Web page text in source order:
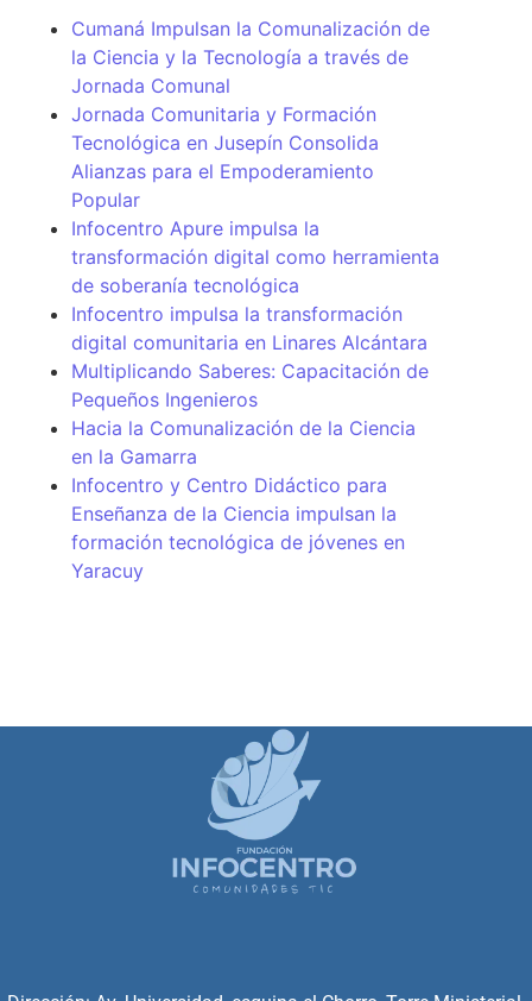
Cumaná Impulsan la Comunalización de
la Ciencia y la Tecnología a través de
Jornada Comunal
Jornada Comunitaria y Formación
Tecnológica en Jusepín Consolida
Alianzas para el Empoderamiento
Popular
Infocentro Apure impulsa la
transformación digital como herramienta
de soberanía tecnológica
Infocentro impulsa la transformación
digital comunitaria en Linares Alcántara
Multiplicando Saberes: Capacitación de
Pequeños Ingenieros
Hacia la Comunalización de la Ciencia
en la Gamarra
Infocentro y Centro Didáctico para
Enseñanza de la Ciencia impulsan la
formación tecnológica de jóvenes en
Yaracuy